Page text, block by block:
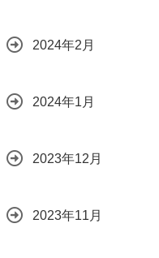
2024年2月
2024年1月
2023年12月
2023年11月